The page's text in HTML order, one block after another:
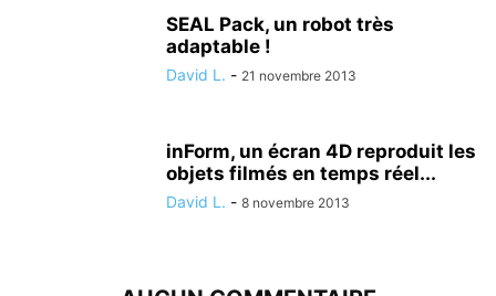
SEAL Pack, un robot très
adaptable !
David L. - 21 novembre 2013
inForm, un écran 4D reproduit les
objets filmés en temps réel...
David L. - 8 novembre 2013